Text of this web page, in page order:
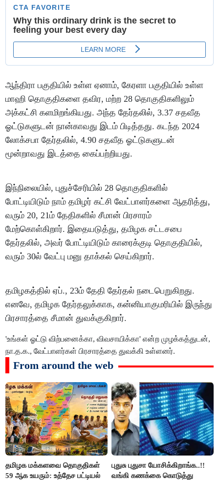
ஆந்திரா பகுதியில் உள்ள ஏனாம், கேரளா பகுதியில் உள்ள
மாஹி தொகுதிகளை தவிர, மற்ற 28 தொகுதிகளிலும்
அக்கட்சி களமிறங்கியது. அந்த தேர்தலில், 3.37 சதவீத
ஓட்டுகளுடன் நான்காவது இடம் பிடித்தது. கடந்த 2024
லோக்சபா தேர்தலில், 4.90 சதவீத ஓட்டுகளுடன்
மூன்றாவது இடத்தை கைப்பற்றியது.
இந்நிலையில், புதுச்சேரியில் 28 தொகுதிகளில்
போட்டியிடும் நாம் தமிழர் கட்சி வேட்பாளர்களை ஆதரித்து,
வரும் 20, 21ம் தேதிகளில் சீமான் பிரசாரம்
மேற்கொள்கிறார். இதையடுத்து, தமிழக சட்டசபை
தேர்தலில், அவர் போட்டியிடும் காரைக்குடி தொகுதியில்,
வரும் 30ல் வேட்பு மனு தாக்கல் செய்கிறார்.
தமிழகத்தில் ஏப்., 23ம் தேதி தேர்தல் நடைபெறுகிறது.
எனவே, தமிழக தேர்தலுக்காக, கன்னியாகுமரியில் இருந்து
பிரசாரத்தை சீமான் துவக்குகிறார்.
'உங்கள் ஓட்டு விற்பனைக்கா, விவசாயிக்கா' என்ற முழக்கத்துடன்,
நா.த.க., வேட்பாளர்கள் பிரசாரத்தை துவக்கி உள்ளனர்.
From around the web
தமிழக மக்களவை தொகுதிகள்
59 ஆக உயரும்: உத்தேச பட்டியல்
புதுசு புதுசா யோசிக்கிறாங்க..!!
வங்கி கணக்கை கொடுத்து